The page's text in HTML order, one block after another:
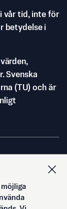
vår tid, inte för
betydelse i
Svenska
(TU) och är